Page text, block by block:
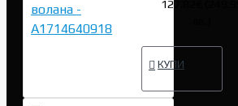
127.82€ (249.99
КУПИ